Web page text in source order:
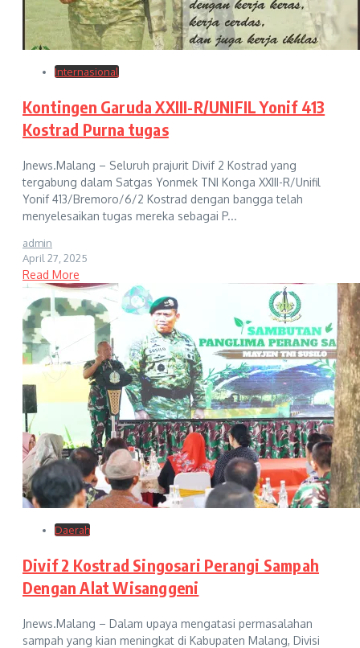
Internasional
Kontingen Garuda XXIII-R/UNIFIL Yonif 413
Kostrad Purna tugas
Jnews.Malang – Seluruh prajurit Divif 2 Kostrad yang
tergabung dalam Satgas Yonmek TNI Konga XXIII-R/Unifil
Yonif 413/Bremoro/6/2 Kostrad dengan bangga telah
menyelesaikan tugas mereka sebagai P...
admin
April 27, 2025
Read More
Daerah
Divif 2 Kostrad Singosari Perangi Sampah
Dengan Alat Wisanggeni
Jnews.Malang – Dalam upaya mengatasi permasalahan
sampah yang kian meningkat di Kabupaten Malang, Divisi